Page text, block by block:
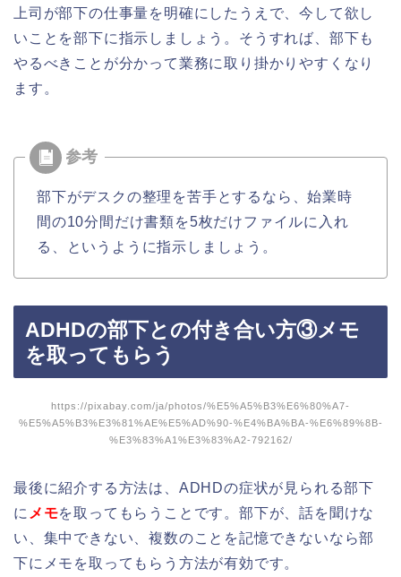
上司が部下の仕事量を明確にしたうえで、今して欲し
いことを部下に指示しましょう。そうすれば、部下も
やるべきことが分かって業務に取り掛かりやすくなり
ます。
部下がデスクの整理を苦手とするなら、始業時
間の10分間だけ書類を5枚だけファイルに入れ
る、というように指示しましょう。
ADHDの部下との付き合い方③メモ
を取ってもらう
https://pixabay.com/ja/photos/%E5%A5%B3%E6%80%A7-
%E5%A5%B3%E3%81%AE%E5%AD%90-%E4%BA%BA-%E6%89%8B-
%E3%83%A1%E3%83%A2-792162/
最後に紹介する方法は、ADHDの症状が見られる部下
に メモを取ってもらうことです。部下が、話を聞けな
い、集中できない、複数のことを記憶できないなら部
下にメモを取ってもらう方法が有効です。